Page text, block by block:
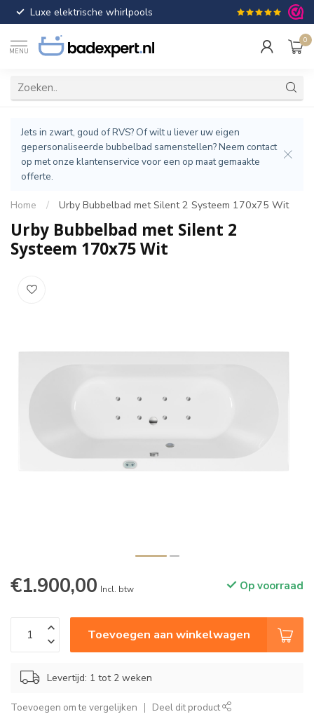
Luxe elektrische whirlpools Gratis
MENU
0
Jets in zwart, goud of RVS? Of wilt u liever uw eigen
gepersonaliseerde bubbelbad samenstellen? Neem contact
op met onze klantenservice voor een op maat gemaakte
offerte.
Home / Urby Bubbelbad met Silent 2 Systeem 170x75 Wit
Urby Bubbelbad met Silent 2
Systeem 170x75 Wit
€1.900,00 Incl. btw Op voorraad
Toevoegen aan winkelwagen
Levertijd: 1 tot 2 weken
Toevoegen om te vergelijken Deel dit product